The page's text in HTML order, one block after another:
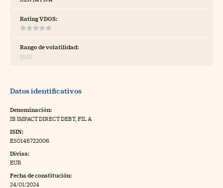
Rating VDOS:
Rango de volatilidad:
Datos identificativos
Denominación:
IB IMPACT DIRECT DEBT, FIL A
ISIN:
ES0146722006
Divisa:
EUR
Fecha de constitución:
24/01/2024